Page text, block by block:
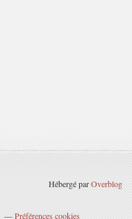
Hébergé parOverblog
Préférences cookies